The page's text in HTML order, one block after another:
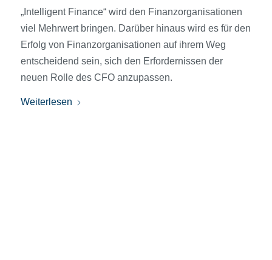
„Intelligent Finance“ wird den Finanz­organisationen
viel Mehrwert bringen. Darüber hinaus wird es für den
Erfolg von Finanz­organisationen auf ihrem Weg
entscheidend sein, sich den Erfordernissen der
neuen Rolle des CFO anzupassen.
Weiterlesen